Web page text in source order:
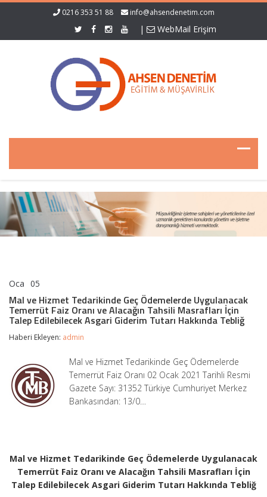
0216 353 51 88 info@ahsendenetim.com
| WebMail Erişim
Oca 05
Hizmet
Tedarikinde
Geç
Ödemelerde
Oranı
ve
Alacağın
Tahsili
Asgari
Giderim
Tutarı
Hakkında
Mal ve Hizmet Tedarikinde Geç Ödemelerde Uygulanacak
Temerrüt Faiz Oranı ve Alacağın Tahsili Masrafları İçin
Talep Edilebilecek Asgari Giderim Tutarı Hakkında Tebliğ
Haberi Ekleyen: admin
Mal ve Hizmet Tedarikinde Geç Ödemelerde
Temerrüt Faiz Oranı 02 Ocak 2021 Tarihli Resmi
Gazete Sayı: 31352 Türkiye Cumhuriyet Merkez
Bankasından: 13/0…
Mal ve Hizmet Tedarikinde Geç Ödemelerde Uygulanacak
Temerrüt Faiz Oranı ve Alacağın Tahsili Masrafları İçin
Talep Edilebilecek Asgari Giderim Tutarı Hakkında Tebliğ